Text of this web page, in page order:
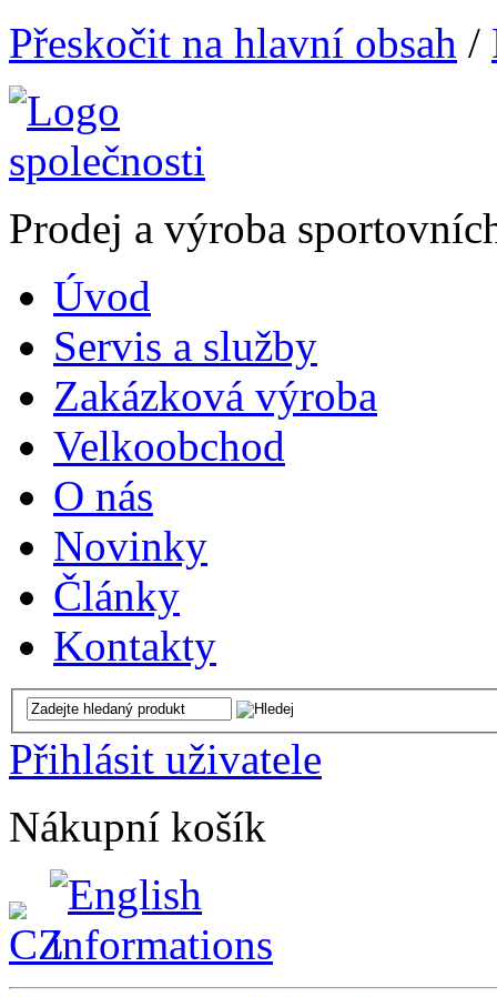
Přeskočit na hlavní obsah /
Prodej a výroba
Úvod
Servis a služby
Zakázková výroba
Velkoobchod
O nás
Novinky
Články
Kontakty
Přihlásit uživatele
Nákupní košík